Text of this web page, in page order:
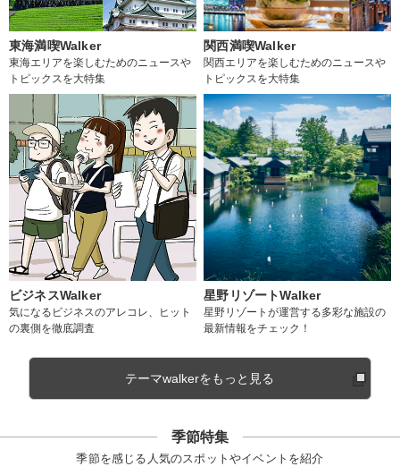
東海満喫Walker
東海エリアを楽しむためのニュースや
トピックスを大特集
関西満喫Walker
関西エリアを楽しむためのニュースや
トピックスを大特集
ビジネスWalker
気になるビジネスのアレコレ、ヒット
の裏側を徹底調査
星野リゾートWalker
星野リゾートが運営する多彩な施設の
最新情報をチェック！
テーマwalkerをもっと見る
季節特集
季節を感じる人気のスポットやイベントを紹介